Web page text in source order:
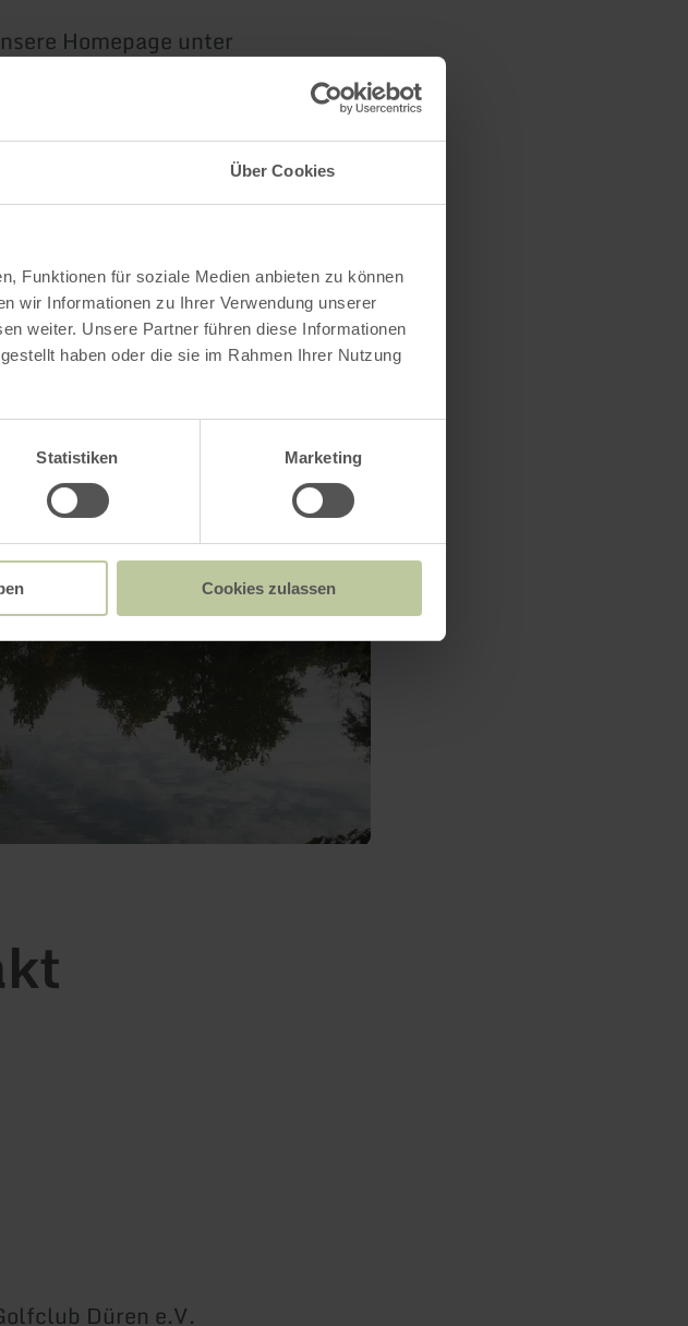
Über Cookies
Funktionen für soziale Medien anbieten zu können
wir Informationen zu Ihrer Verwendung unserer
weiter. Unsere Partner führen diese Informationen
haben oder die sie im Rahmen Ihrer Nutzung
Statistiken Marketing
Cookies zulassen
Homepage unter
Facecbook/Instagram unter
Düren e.V.